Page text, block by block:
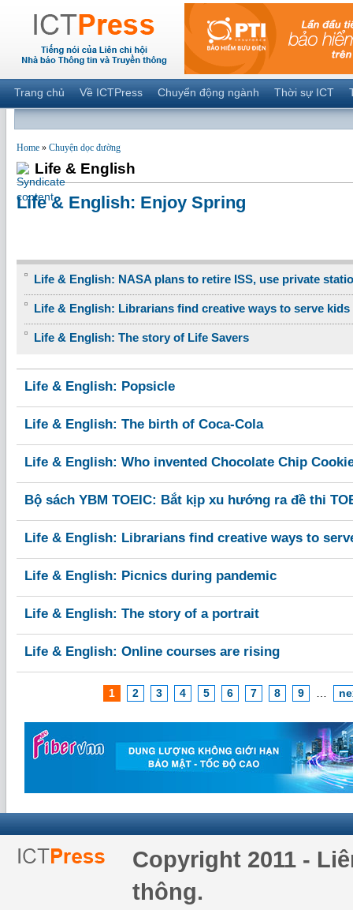
Trang chủ Về ICTPress Chuyển động ngành Thời sự ICT
Home » Chuyện dọc đường
Life & English
Life & English: Enjoy Spring
Life & English: NASA plans to retire ISS, use private
Life & English: Librarians find creative ways to serve kids
Life & English: The story of Life Savers
Life & English: Popsicle
Life & English: The birth of Coca-Cola
Life & English: Who invented Chocolate Chip
Bộ sách YBM TOEIC: Bắt kịp xu hướng ra đề thi
Life & English: Librarians find creative ways to
Life & English: Picnics during pandemic
Life & English: The story of a portrait
Life & English: Online courses are rising
1 2 3 4 5 6 7 8 9
Copyright 2011 -
thông.